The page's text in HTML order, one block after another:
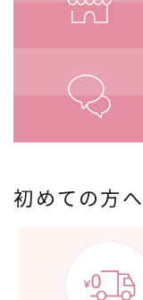
初めての方へ